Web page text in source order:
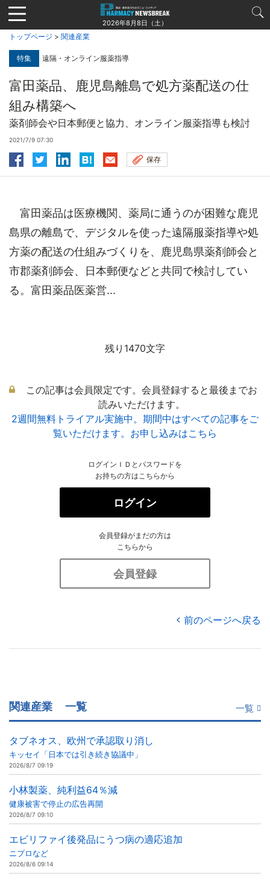
Jump
to
navigation
2026年8月8日（土）
トップページ > 関連産業
特集 遠隔・オンライン服薬指導
富田薬品、鹿児島離島で処方薬配送の仕
組み構築へ
薬剤師会や日本郵便と協力、オンライン服薬指導も検討
2021/7/9 07:30
保存
富田薬品は医療機関、薬局に通うのが困難な鹿児
島県の離島で、デジタルを使った遠隔服薬指導や処
方薬の配送の仕組みづくりを、鹿児島県薬剤師会と
市郡薬剤師会、日本郵便などと共同で検討してい
る。富田薬品医薬営...
残り1470文字
この記事は会員限定です。会員登録すると最後までお
読みいただけます。
2週間無料トライアル実施中。期間中はすべての記事をご
覧いただけます。お申し込みはこちら
ログインＩＤとパスワードを
お持ちの方はこちらから
ログイン
会員登録がまだの方は
こちらから
会員登録
前のページへ戻る
関連産業 一覧 一覧
タブネオス、欧州で承認取り消し
キッセイ「日本では引き続き協議中」
2026/8/7 09:19
小林製薬、純利益64％減
健康被害で停止の広告再開
2026/8/7 09:10
エビリファイ後発品にうつ病の適応追加
ニプロなど
2026/8/6 09:14